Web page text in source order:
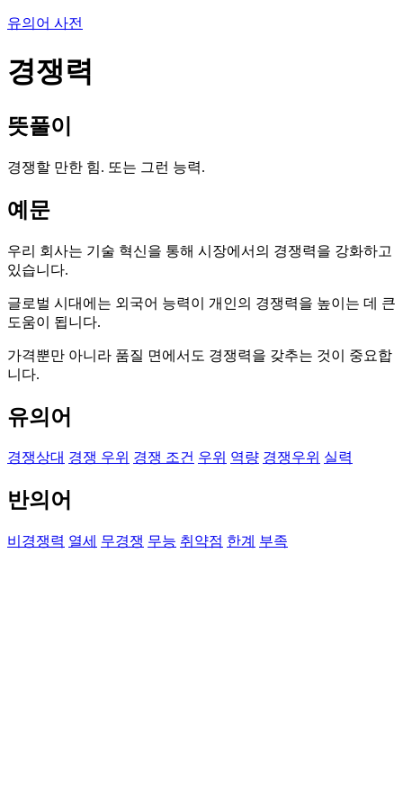
유의어 사전
경쟁력
뜻풀이
경쟁할 만한 힘. 또는 그런 능력.
예문
우리 회사는 기술 혁신을 통해 시장에서의 경쟁력을 강화하고
있습니다.
글로벌 시대에는 외국어 능력이 개인의 경쟁력을 높이는 데 큰
도움이 됩니다.
가격뿐만 아니라 품질 면에서도 경쟁력을 갖추는 것이 중요합
니다.
유의어
경쟁상대 경쟁 우위 경쟁 조건 우위 역량 경쟁우위 실력
반의어
비경쟁력 열세 무경쟁 무능 취약점 한계 부족